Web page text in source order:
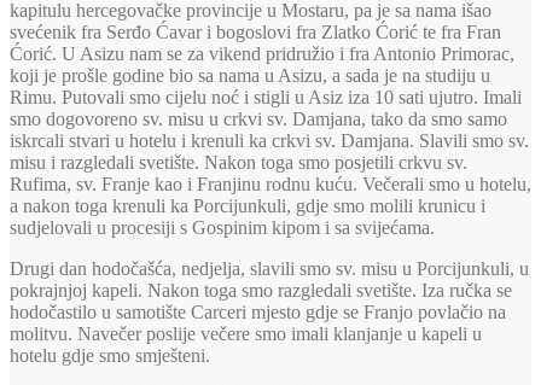
kapitulu hercegovačke provincije u Mostaru, pa je sa nama išao
svećenik fra Serđo Ćavar i bogoslovi fra Zlatko Ćorić te fra Fran
Ćorić. U Asizu nam se za vikend pridružio i fra Antonio Primorac,
koji je prošle godine bio sa nama u Asizu, a sada je na studiju u
Rimu. Putovali smo cijelu noć i stigli u Asiz iza 10 sati ujutro. Imali
smo dogovoreno sv. misu u crkvi sv. Damjana, tako da smo samo
iskrcali stvari u hotelu i krenuli ka crkvi sv. Damjana. Slavili smo sv.
misu i razgledali svetište. Nakon toga smo posjetili crkvu sv.
Rufima, sv. Franje kao i Franjinu rodnu kuću. Večerali smo u hotelu,
a nakon toga krenuli ka Porcijunkuli, gdje smo molili krunicu i
sudjelovali u procesiji s Gospinim kipom i sa svijećama.
Drugi dan hodočašća, nedjelja, slavili smo sv. misu u Porcijunkuli, u
pokrajnjoj kapeli. Nakon toga smo razgledali svetište. Iza ručka se
hodočastilo u samotište Carceri mjesto gdje se Franjo povlačio na
molitvu. Navečer poslije večere smo imali klanjanje u kapeli u
hotelu gdje smo smješteni.